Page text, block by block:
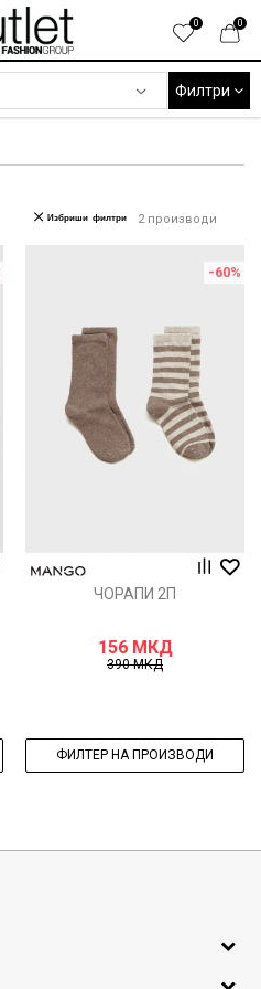
0
0
Филтри
2производи
Избриши филтри
-60%
ЧОРАПИ 2П
156 МКД
390МКД
ФИЛТЕР НА ПРОИЗВОДИ